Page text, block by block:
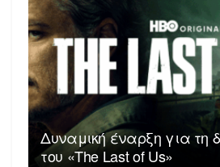
Δυναμική έναρξη για τη
του «The Last of Us»